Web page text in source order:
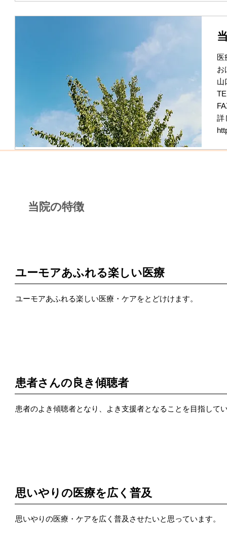
医
お
山
詳
当院の特徴
ユーモアあふれる楽しい医療
ユーモアあふれる楽しい医療・ケアをとどけけます。
患者さんの良き傾聴者
患者のよき傾聴者となり、よき支援者となることを目指して
思いやりの医療を広く普及
思いやりの医療・ケアを広く普及させたいと思っています。